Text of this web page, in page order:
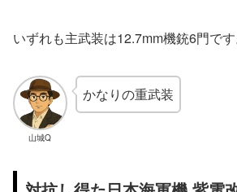
いずれも主武装は12.7mm機銃6門です
山城Q
かなりの重武装